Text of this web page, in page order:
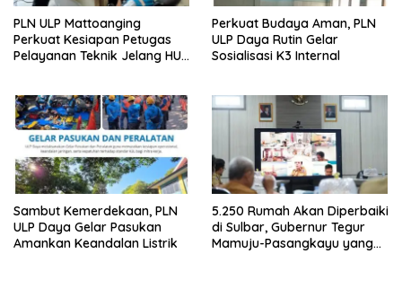
PLN ULP Mattoanging
Perkuat Kesiapan Petugas
Pelayanan Teknik Jelang HUT
Perkuat Budaya Aman, PLN
ULP Daya Rutin Gelar
Sosialisasi K3 Internal
Sambut Kemerdekaan, PLN
ULP Daya Gelar Pasukan
Amankan Keandalan Listrik
5.250 Rumah Akan Diperbaiki
di Sulbar, Gubernur Tegur
Mamuju-Pasangkayu yang